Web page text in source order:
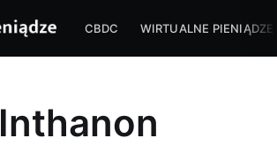
CBDC WIRTUALNE PIENIĄDZE
Inthanon